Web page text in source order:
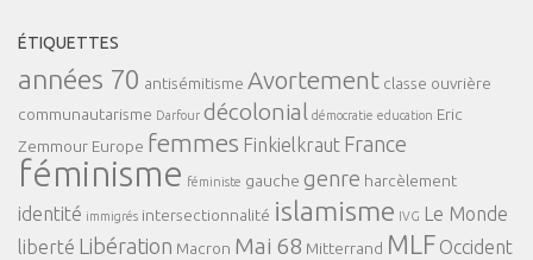
ÉTIQUETTES
années 70 antisémitisme Avortement classe ouvrière
communautarisme Darfour décolonial démocratie education Eric
Zemmour Europe femmes Finkielkraut France
féminisme féministe gauche genre harcèlement
identité immigrés intersectionnalité islamisme IVG Le Monde
liberté Libération Macron Mai 68 Mitterrand MLF Occident